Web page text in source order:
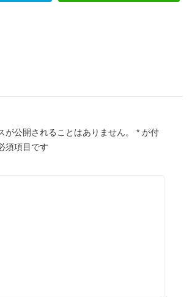
が公開されることはありません。 * が付
須項目です